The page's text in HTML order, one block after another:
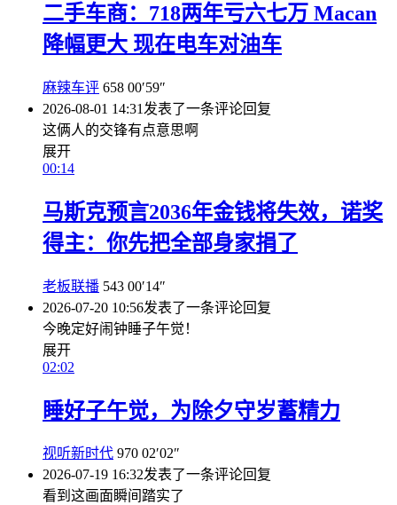
二手车商：718两年亏六七万 Macan
降幅更大 现在电车对油车
麻辣车评 658 00′59″
2026-08-01 14:31 发表了一条评论回复
这俩人的交锋有点意思啊
展开
00:14
马斯克预言2036年金钱将失效，诺奖
得主：你先把全部身家捐了
老板联播 543 00′14″
2026-07-20 10:56发表了一条评论回复
今晚定好闹钟睡子午觉！
展开
02:02
睡好子午觉，为除夕守岁蓄精力
视听新时代 970 02′02″
2026-07-19 16:32发表了一条评论回复
看到这画面瞬间踏实了